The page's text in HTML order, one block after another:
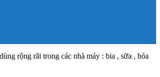
rộng rãi trong các nhà máy : bia , sữa , hóa